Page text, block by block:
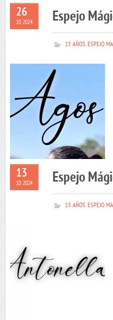
26
10 2024 Espejo
15 AÑOS,ESPEJO
13
10 2024 Espejo
15 AÑOS,ESPEJO